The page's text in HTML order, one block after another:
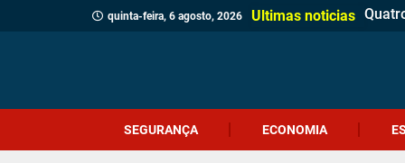
quinta-feira, 6 agosto, 2026 Ultimas noticias Içara
Idosa
PM
Coral
SEGURANÇA ECONOMIA